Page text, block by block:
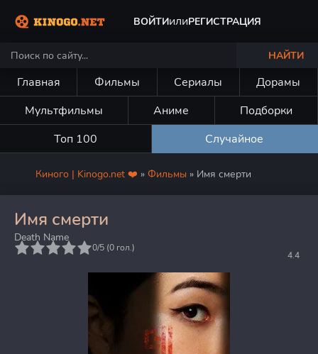
ВОЙТИилиРЕГИСТРАЦИЯ
НАЙТИ
Главная Фильмы Сериалы
Дорамы
Мультфильмы
Аниме
Подборки
Топ 100
Случайное
Киного | Kinogo.net ❤️ » Фильмы » Имя смерти
Имя смерти
Death Name
4.4
0/5 (0 гол.)